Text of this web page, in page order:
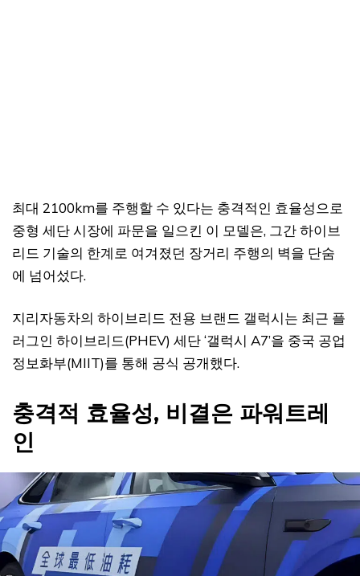
최대 2100km를 주행할 수 있다는 충격적인 효율성으로
중형 세단 시장에 파문을 일으킨 이 모델은, 그간 하이브
리드 기술의 한계로 여겨졌던 장거리 주행의 벽을 단숨
에 넘어섰다.
지리자동차의 하이브리드 전용 브랜드 갤럭시는 최근 플
러그인 하이브리드(PHEV) 세단 ‘갤럭시 A7’을 중국 공업
정보화부(MIIT)를 통해 공식 공개했다.
충격적 효율성, 비결은 파워트레
인